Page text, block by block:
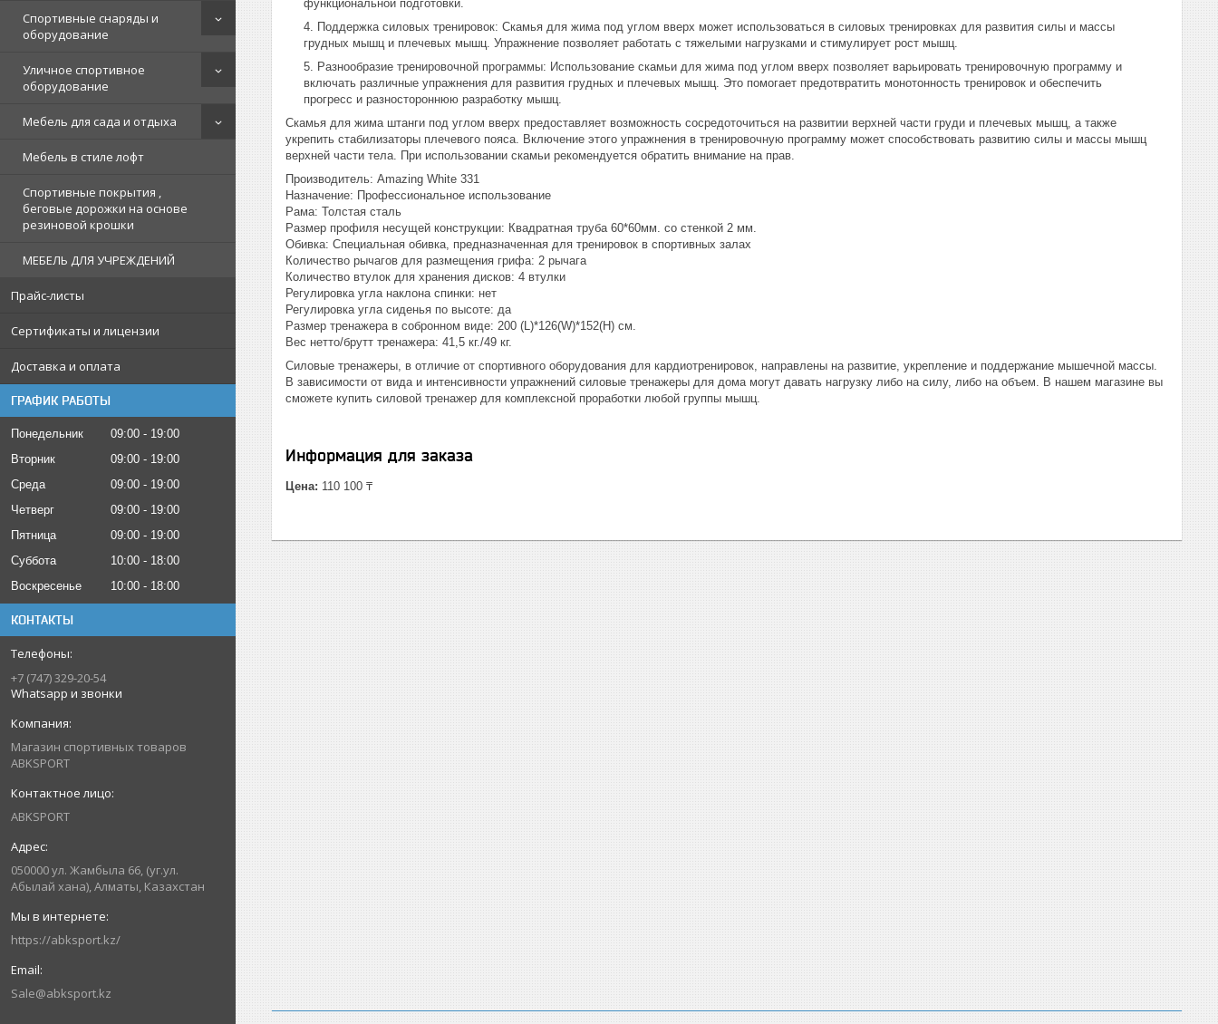
Спортивные снаряды и
оборудование
Уличное спортивное
оборудование
Мебель для сада и отдыха
Мебель в стиле лофт
Спортивные покрытия ,
беговые дорожки на основе
резиновой крошки
МЕБЕЛЬ ДЛЯ УЧРЕЖДЕНИЙ
Прайс-листы
Сертификаты и лицензии
Доставка и оплата
ГРАФИК РАБОТЫ
Понедельник 09:00
19:00
Вторник
09:00
19:00
Среда
09:00
19:00
Четверг
09:00
19:00
Пятница
09:00
19:00
Суббота
10:00
18:00
Воскресенье
10:00 18:00
КОНТАКТЫ
+7 (747) 329-20-54
Whatsapp и звонки
Магазин спортивных товаров
ABKSPORT
ABKSPORT
050000 ул. Жамбыла 66, (уг.ул.
Абылай хана), Алматы, Казахстан
https://abksport.kz/
Sale@abksport.kz
функциональной подготовки.
Поддержка силовых тренировок: Скамья для жима под углом вверх может использоваться в силовых тренировках для развития силы и массы
грудных мышц и плечевых мышц. Упражнение позволяет работать с тяжелыми нагрузками и стимулирует рост мышц.
Разнообразие тренировочной программы: Использование скамьи для жима под углом вверх позволяет варьировать тренировочную программу и
включать различные упражнения для развития грудных и плечевых мышц. Это помогает предотвратить монотонность тренировок и обеспечить
прогресс и разностороннюю разработку мышц.
Скамья для жима штанги под углом вверх предоставляет возможность сосредоточиться на развитии верхней части груди и плечевых мышц, а также
укрепить стабилизаторы плечевого пояса. Включение этого упражнения в тренировочную программу может способствовать развитию силы и массы мышц
верхней части тела. При использовании скамьи рекомендуется обратить внимание на прав.
Производитель: Amazing White 331
Назначение: Профессиональное использование
Рама: Толстая сталь
Размер профиля несущей конструкции: Квадратная труба 60*60мм. со стенкой 2 мм.
Обивка: Специальная обивка, предназначенная для тренировок в спортивных залах
Количество рычагов для размещения грифа: 2 рычага
Количество втулок для хранения дисков: 4 втулки
Регулировка угла наклона спинки: нет
Регулировка угла сиденья по высоте: да
Размер тренажера в собронном виде: 200 (L)*126(W)*152(H) см.
Вес нетто/брутт тренажера: 41,5 кг./49 кг.
Силовые тренажеры, в отличие от спортивного оборудования для кардиотренировок, направлены на развитие, укрепление и поддержание мышечной массы.
В зависимости от вида и интенсивности упражнений силовые тренажеры для дома могут давать нагрузку либо на силу, либо на объем. В нашем магазине вы
сможете купить силовой тренажер для комплексной проработки любой группы мышц.
Информация для заказа
Цена: 110 100 ₸